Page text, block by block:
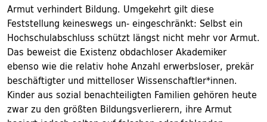
Armut verhindert Bildung. Umgekehrt gilt diese
Feststellung keineswegs un- eingeschränkt: Selbst ein
Hochschulabschluss schützt längst nicht mehr vor Armut.
Das beweist die Existenz obdachloser Akademiker
ebenso wie die relativ hohe Anzahl erwerbsloser, prekär
beschäftigter und mittelloser Wissenschaftler*innen.
Kinder aus sozial benachteiligten Familien gehören heute
zwar zu den größten Bildungsverlierern, ihre Armut